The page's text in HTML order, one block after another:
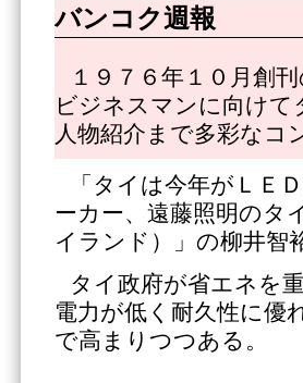
バンコク週報
１９７６年１０月創
ビジネスマンに向けて
人物紹介まで多彩なコ
「タイは今年がＬＥ
ーカー、遠藤照明のタ
イランド）」の柳井智
タイ政府が省エネを
電力が低く耐久性に優
で高まりつつある。